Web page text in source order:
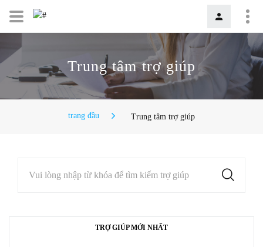
Trung tâm trợ giúp
trang đầu Trung tâm trợ giúp
Vui lòng nhập từ khóa để tìm kiếm trợ giúp
TRỢ GIÚP MỚI NHẤT